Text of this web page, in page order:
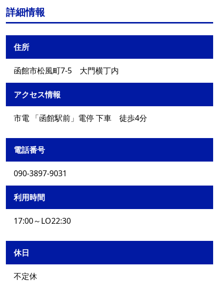
詳細情報
住所
函館市松風町7-5 大門横丁内
アクセス情報
市電 「函館駅前」電停 下車 徒歩4分
電話番号
090-3897-9031
利用時間
17:00～LO22:30
休日
不定休